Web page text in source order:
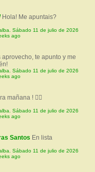
Hola! Me apuntais?
Sábado 11 de julio de 2026
ago
aprovecho, te apunto y me
Sábado 11 de julio de 2026
ago
mañana ! 🚵‍♀️
Sábado 11 de julio de 2026
ago
Santos En lista
Sábado 11 de julio de 2026
ago